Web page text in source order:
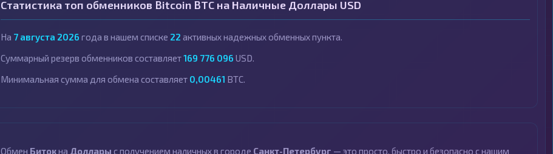
Статистика топ обменников Bitcoin BTC на Наличные Доллары USD
На 7 августа 2026 года в нашем списке 22 активных надежных обменных пункта.
Суммарный резерв обменников составляет169 776 096 USD.
Минимальная сумма для обмена составляет 0,00461 BTC.
Обмен Битокна Доллары с получением наличных в городе Санкт-Петербург — это просто, быстро и безопасно с нашим